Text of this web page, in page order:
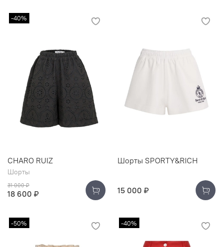
-40%
CHARO RUIZ
Шорты
31 000 ₽
18 600 ₽
Шорты SPORTY&RICH
15 000 ₽
-50% -40%